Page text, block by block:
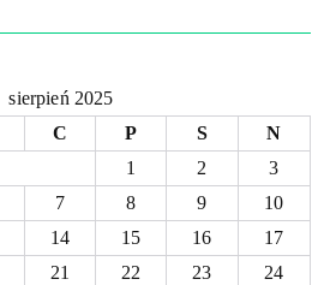
sierpień 2025
C P S
N
1
2
3
7 8 9
10
14 15 16
17
21 22 23
24